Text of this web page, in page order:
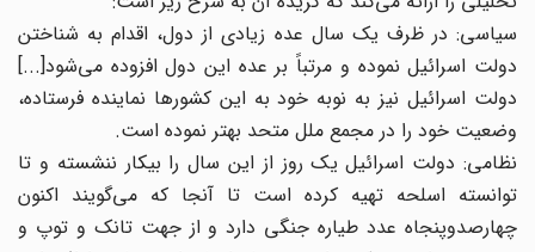
سیاسی: در ظرف یک سال عده زیادی از دول، اقدام به شناختن
دولت اسرائیل نموده و مرتباً بر عده این دول افزوده می‌شود[...]
دولت اسرائیل نیز به نوبه خود به این کشورها نماینده فرستاده،
وضعیت خود را در مجمع ملل متحد بهتر نموده است.
نظامی: دولت اسرائیل یک روز از این سال را بیکار ننشسته و تا
توانسته اسلحه تهیه کرده است تا آنجا که می‌گویند اکنون
چهارصدوپنجاه عدد طیاره جنگی دارد و از جهت تانک و توپ و